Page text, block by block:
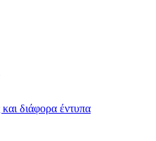
διάφορα έντυπα